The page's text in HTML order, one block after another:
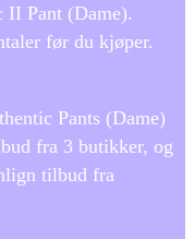
II Pant (Dame).
før du kjøper.
Pants (Dame)
fra 3 butikker, og
tilbud fra